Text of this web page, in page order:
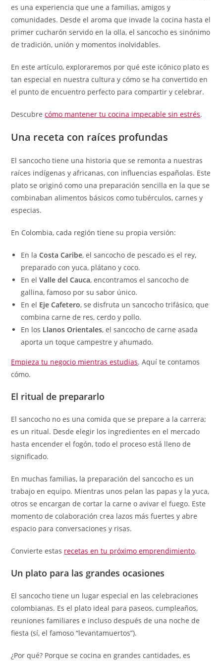
es una experiencia que une a familias, amigos y
comunidades. Desde el aroma que invade la cocina hasta el
primer cucharón servido en la olla, el sancocho es sinónimo
de tradición, unión y momentos inolvidables.
En este artículo, exploraremos por qué este icónico plato es
tan especial en nuestra cultura y cómo se ha convertido en
el punto de encuentro perfecto para compartir y celebrar.
Descubrecómo mantener tu cocina impecable sin estrés.
Una receta con raíces profundas
El sancocho tiene una historia que se remonta a nuestras
raíces indígenas y africanas, con influencias españolas. Este
plato se originó como una preparación sencilla en la que se
combinaban alimentos básicos como tubérculos, carnes y
especias.
En Colombia, cada región tiene su propia versión:
En laCosta Caribe, el sancocho de pescado es el rey,
preparado con yuca, plátano y coco.
En elValle del Cauca, encontramos el sancocho de
gallina, famoso por su sabor único.
En el Eje Cafetero, se disfruta un sancocho trifásico, que
combina carne de res, cerdo y pollo.
En los Llanos Orientales, el sancocho de carne asada
aporta un toque campestre y ahumado.
Empieza tu negocio mientras estudias. Aquí te contamos
cómo.
El ritual de prepararlo
El sancocho no es una comida que se prepare a la carrera;
es un ritual. Desde elegir los ingredientes en el mercado
hasta encender el fogón, todo el proceso está lleno de
significado.
En muchas familias, la preparación del sancocho es un
trabajo en equipo. Mientras unos pelan las papas y la yuca,
otros se encargan de cortar la carne o avivar el fuego. Este
momento de colaboración crea lazos más fuertes y abre
espacio para conversaciones y risas.
Convierte estas recetas en tu próximo emprendimiento.
Un plato para las grandes ocasiones
El sancocho tiene un lugar especial en las celebraciones
colombianas. Es el plato ideal para paseos, cumpleaños,
reuniones familiares e incluso después de una noche de
fiesta (sí, el famoso “levantamuertos”).
¿Por qué? Porque se cocina en grandes cantidades, es